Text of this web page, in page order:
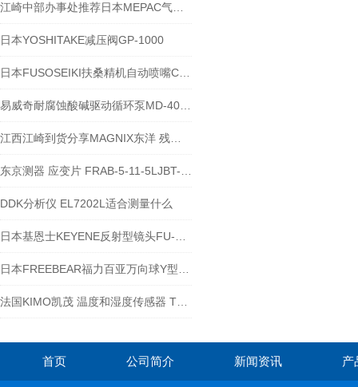
日本YOSHITAKE减压阀GP-1000
DDK分析仪 EL7202L适合测量什么
首页 公司简介 新闻资讯 产